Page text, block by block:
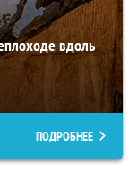
вдоль
ПОДРОБНЕЕ